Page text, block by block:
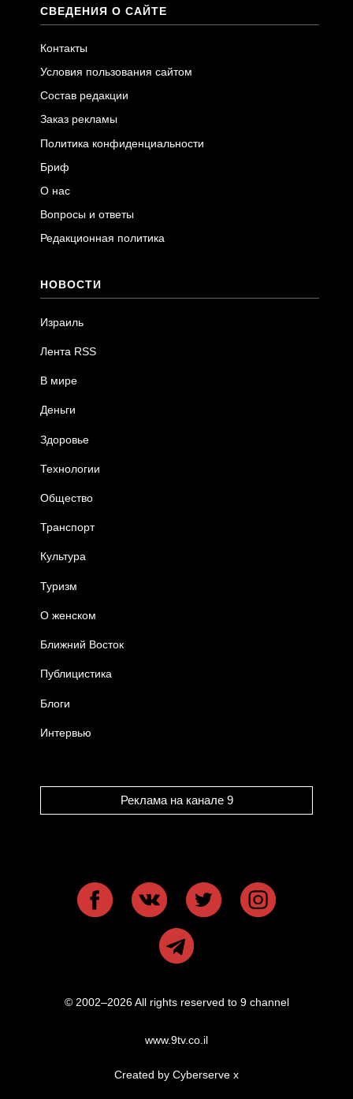
СВЕДЕНИЯ О САЙТЕ
Контакты
Условия пользования сайтом
Состав редакции
Заказ рекламы
Политика конфиденциальности
Бриф
О нас
Вопросы и ответы
Редакционная политика
НОВОСТИ
Израиль
Лента RSS
В мире
Деньги
Здоровье
Технологии
Общество
Транспорт
Культура
Туризм
О женском
Ближний Восток
Публицистика
Блоги
Интервью
Реклама на канале 9
© 2002–2026 All rights reserved to 9 channel
www.9tv.co.il
Created by Cyberserve x